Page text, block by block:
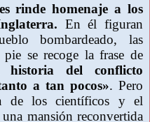
rinde homenaje a los
En él figuran
bombardeado, las
se recoge la frase de
del conflicto
a tan pocos». Pero
de los científicos y el
una mansión reconvertida